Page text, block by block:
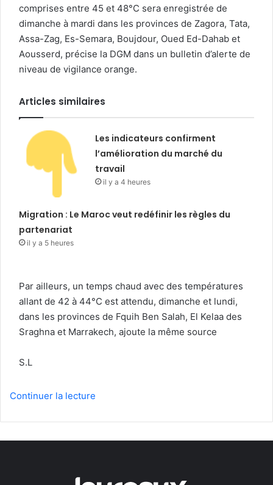
comprises entre 45 et 48°C sera enregistrée de
dimanche à mardi dans les provinces de Zagora, Tata,
Assa-Zag, Es-Semara, Boujdour, Oued Ed-Dahab et
Aousserd, précise la DGM dans un bulletin d’alerte de
niveau de vigilance orange.
Articles similaires
Les indicateurs confirment
l’amélioration du marché du
travail
il y a 4 heures
Migration : Le Maroc veut redéfinir les règles du
partenariat
il y a 5 heures
Par ailleurs, un temps chaud avec des températures
allant de 42 à 44°C est attendu, dimanche et lundi,
dans les provinces de Fquih Ben Salah, El Kelaa des
Sraghna et Marrakech, ajoute la même source
S.L
Continuer la lecture